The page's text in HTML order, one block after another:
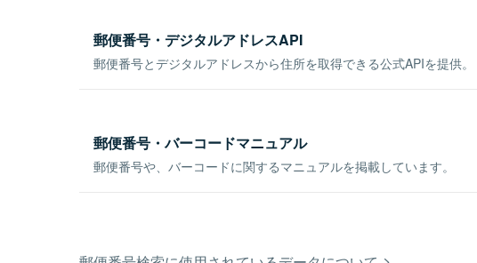
郵便番号・デジタルアドレスAPI
郵便番号とデジタルアドレスから住所を取得できる公式APIを提供。
郵便番号・バーコードマニュアル
郵便番号や、バーコードに関するマニュアルを掲載しています。